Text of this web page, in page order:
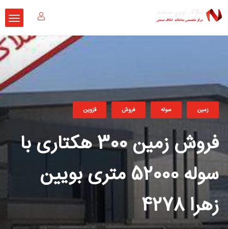
زمین سوله فروش قزوین
فروش زمین 300 هکتاری با
سوله 52000 متری بویین
زهرا 4278